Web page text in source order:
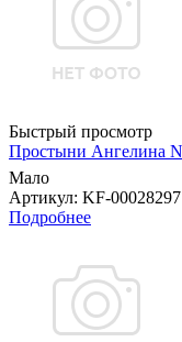
Быстрый просмотр
Простыни Ангелина
Мало
Артикул: KF-00028297
Подробнее